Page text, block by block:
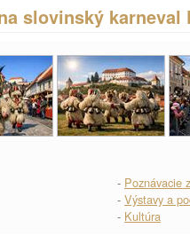
slovinský karneval
- Poznávacie
- Výstavy a
- Kultúra